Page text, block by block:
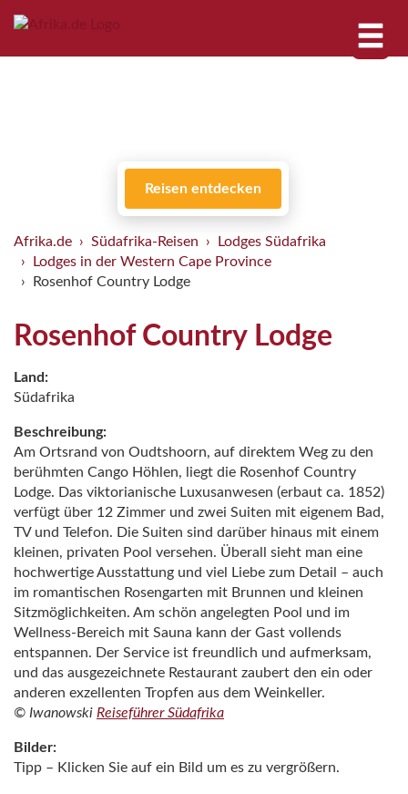
Reisen entdecken
Afrika.de Südafrika-Reisen
Lodges Südafrika
Lodges in der Western Cape Province
Rosenhof Country Lodge
Rosenhof Country Lodge
Land:
Südafrika
Beschreibung:
Am Ortsrand von Oudtshoorn, auf direktem Weg zu den
berühmten Cango Höhlen, liegt die Rosenhof Country
Lodge. Das viktorianische Luxusanwesen (erbaut ca. 1852)
verfügt über 12 Zimmer und zwei Suiten mit eigenem Bad,
TV und Telefon. Die Suiten sind darüber hinaus mit einem
kleinen, privaten Pool versehen. Überall sieht man eine
hochwertige Ausstattung und viel Liebe zum Detail – auch
im romantischen Rosengarten mit Brunnen und kleinen
Sitzmöglichkeiten. Am schön angelegten Pool und im
Wellness-Bereich mit Sauna kann der Gast vollends
entspannen. Der Service ist freundlich und aufmerksam,
und das ausgezeichnete Restaurant zaubert den ein oder
anderen exzellenten Tropfen aus dem Weinkeller.
© Iwanowski Reiseführer Südafrika
Bilder:
Tipp – Klicken Sie auf ein Bild um es zu vergrößern.